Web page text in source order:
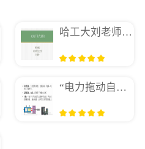
哈工大刘老师讲”发电厂电气部分”授课体会
“电力拖动自动控制系统——运动控制系统”课程特点及教学重难点解析